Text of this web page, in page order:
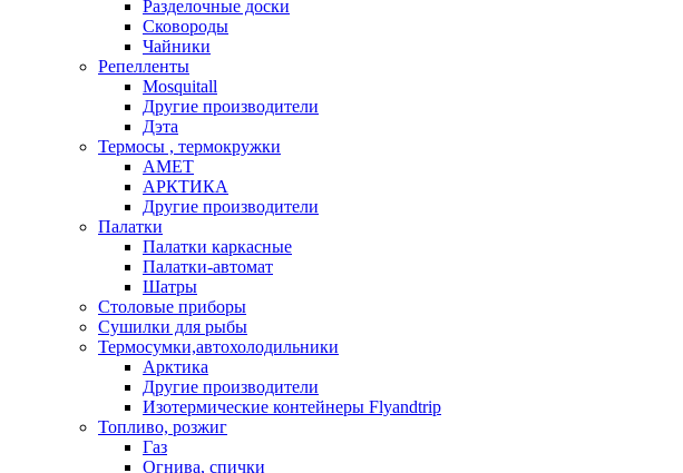
Разделочные доски
Сковороды
Чайники
Репелленты
Mosquitall
Другие производители
Дэта
Термосы , термокружки
АМЕТ
АРКТИКА
Другие производители
Палатки
Палатки каркасные
Палатки-автомат
Шатры
Столовые приборы
Сушилки для рыбы
Термосумки,автохолодильники
Арктика
Другие производители
Изотермические контейнеры Flyandtrip
Топливо, розжиг
Газ
Огнива, спички